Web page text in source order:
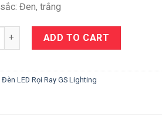
Đen, trắng
ADD TO CART
Đèn LED Rọi Ray GS Lighting